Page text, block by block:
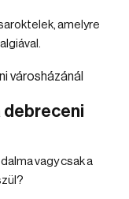
amelyre
debreceni
vagy csak a